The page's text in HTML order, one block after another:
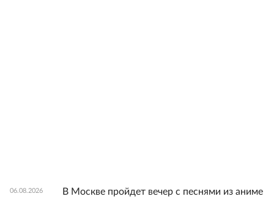
06.08.2026
В Москве пройдет вечер с песнями из аниме